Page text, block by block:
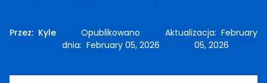
Przez: Kyle
Opublikowano
dnia: February 05, 2026
Aktualizacja: February
05, 2026